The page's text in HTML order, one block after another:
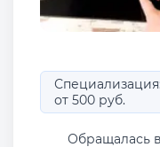
от 500 руб.
Обращалась